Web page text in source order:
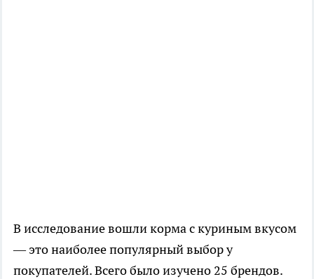
В исследование вошли корма с куриным вкусом
— это наиболее популярный выбор у
покупателей. Всего было изучено 25 брендов.